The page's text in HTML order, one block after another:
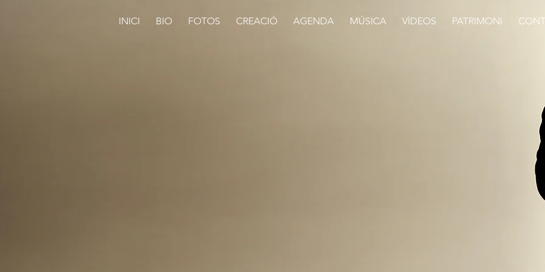
INICI BIO FOTOS CREACIÓ AGENDA MÚSICA VÍDEOS PATRIMONI